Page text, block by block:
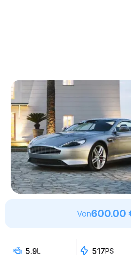
Von600.00
5.9L 517PS